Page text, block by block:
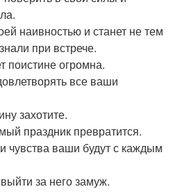
наивностью и станет не тем
при встрече.
поистине огромна.
все ваши
захотите.
праздник превратится.
чувства ваши будут с каждым
за него замуж.